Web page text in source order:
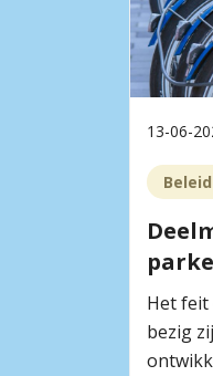
13-06-
Het
bezig